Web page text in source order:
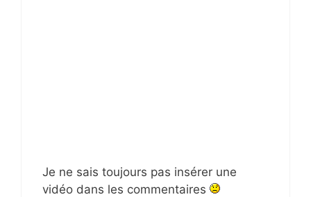
Je ne sais toujours pas insérer une
vidéo dans les commentaires